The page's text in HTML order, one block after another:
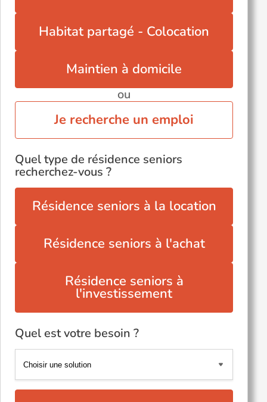
Habitat partagé - Colocation
Maintien à domicile
ou
Je recherche un emploi
Quel type de résidence seniors
recherchez-vous ?
Résidence seniors à la location
Résidence seniors à l'achat
Résidence seniors à
l'investissement
Quel est votre besoin ?